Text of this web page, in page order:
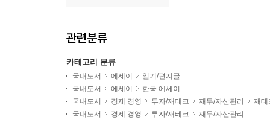
관련분류
카테고리 분류
국내도서 에세이
일기/편지글
국내도서
에세이
한국 에세이
국내도서
경제 경영 투자/재테크 재무/자산관리
재테
국내도서
경제 경영 투자/재테크 재무/자산관리